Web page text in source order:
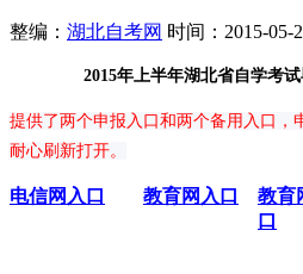
整编： 湖北自考网 时间：2015-05-
2015年上半年湖北省自学考试
提供了两个申报入口和两个备用入口，
耐心刷新打开。
电信网入口 教育网入口 教育
口